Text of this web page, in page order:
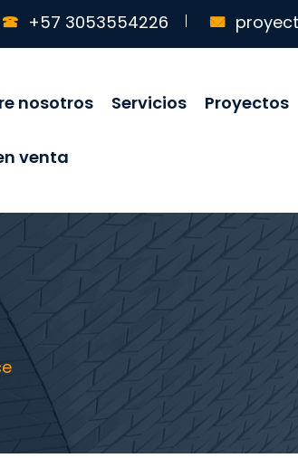
+57 3053554226
nosotros Servicios Proyectos
venta